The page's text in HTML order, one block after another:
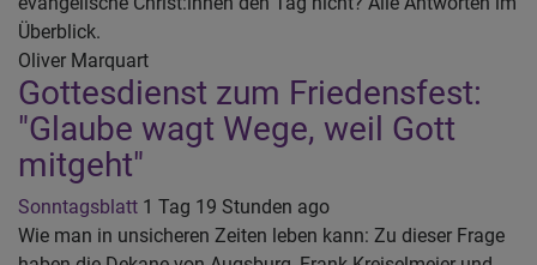
Überblick.
Oliver Marquart
Gottesdienst zum Friedensfest:
"Glaube wagt Wege, weil Gott
mitgeht"
Sonntagsblatt 1 Tag 19 Stunden ago
Wie man in unsicheren Zeiten leben kann: Zu dieser Frage